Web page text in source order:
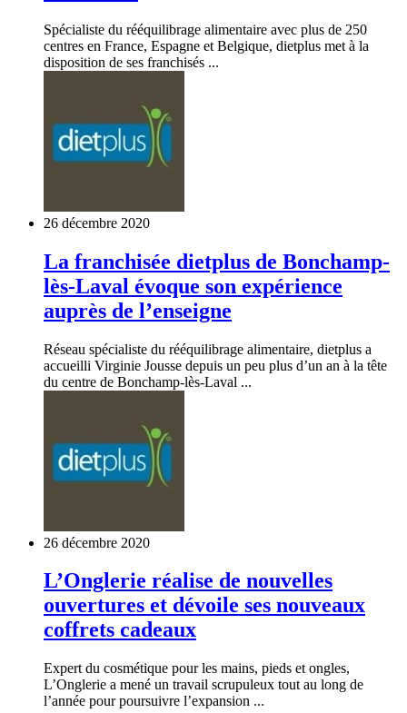
Spécialiste du rééquilibrage alimentaire avec plus de 250
centres en France, Espagne et Belgique, dietplus met à la
disposition de ses franchisés ...
26 décembre 2020
La franchisée dietplus de Bonchamp-
lès-Laval évoque son expérience
auprès de l’enseigne
Réseau spécialiste du rééquilibrage alimentaire, dietplus a
accueilli Virginie Jousse depuis un peu plus d’un an à la tête
du centre de Bonchamp-lès-Laval ...
26 décembre 2020
L’Onglerie réalise de nouvelles
ouvertures et dévoile ses nouveaux
coffrets cadeaux
Expert du cosmétique pour les mains, pieds et ongles,
L’Onglerie a mené un travail scrupuleux tout au long de
l’année pour poursuivre l’expansion ...